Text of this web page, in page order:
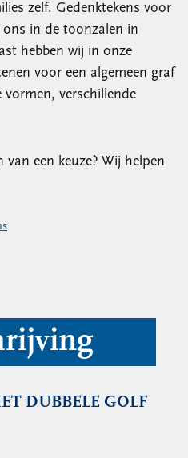
zelf. Gedenktekens voor
ons in de toonzalen in
hebben wij in onze
voor een algemeen graf
verschillende
een keuze? Wij helpen
DUBBELE GOLF